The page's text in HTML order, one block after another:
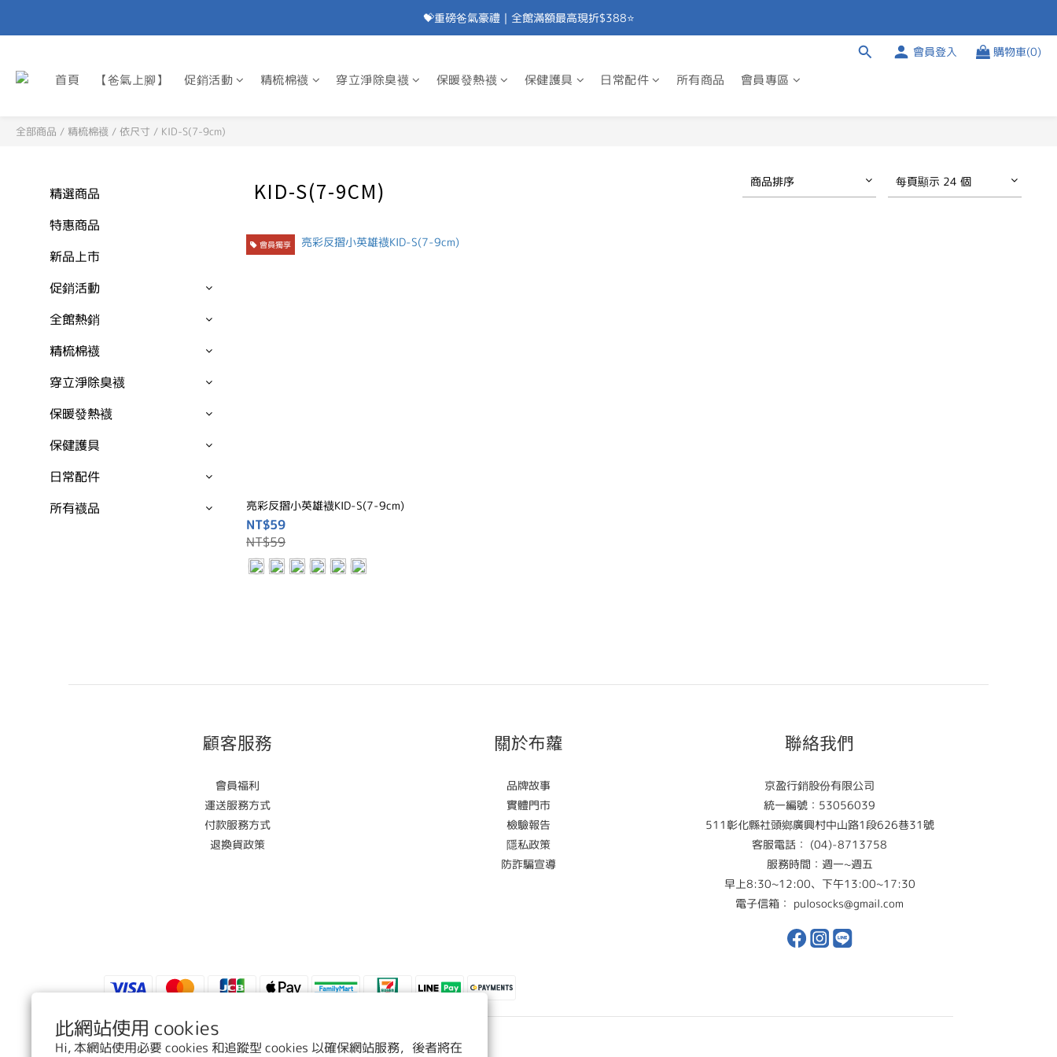
此網站使用 cookies
Hi, 本網站使用必要 cookies 和追蹤型 cookies 以確保網站服務，後者將在
加入會員⭐即享100元折價券⭐
💝重磅爸氣豪禮｜全館滿額最高現折$388⭐
加入會員⭐即享100元折價券⭐
會員登入 購物車(0)
首頁 【爸氣上腳】 促銷活動 精梳棉襪 穿立淨除臭襪 保暖發熱襪 保健護具 日常配件 所有商品 會員專區
全部商品 / 精梳棉襪 / 依尺寸 / KID-S(7-9cm)
精選商品
特惠商品
新品上市
促銷活動
全館熱銷
精梳棉襪
穿立淨除臭襪
保暖發熱襪
保健護具
日常配件
所有襪品
KID-S(7-9CM) 商品排序 每頁顯示 24 個
會員獨享
亮彩反摺小英雄襪KID-S(7-9cm)
NT$59
NT$59
顧客服務
會員福利
運送服務方式
付款服務方式
退換貨政策
關於布蘿
品牌故事
實體門市
檢驗報告
隱私政策
防詐騙宣導
聯絡我們
京盈行銷股份有限公司
統一編號：53056039
511彰化縣社頭鄉廣興村中山路1段626巷31號
客服電話： (04)-8713758
服務時間：週一~週五
早上8:30~12:00、下午13:00~17:30
電子信箱： pulosocks@gmail.com
$ TWD 繁體中文